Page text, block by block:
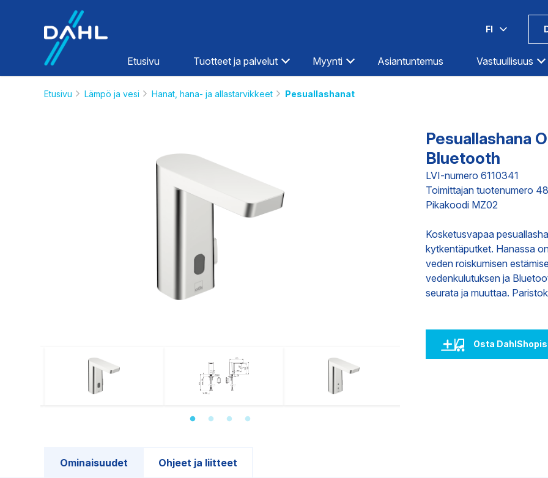
FI
Etusivu Tuotteet ja palvelut
Infra
Myynti
Kuopio
Lahti
Lohja
Mikkeli
Oulu
Oulu-Välivainio
Pori
Asiantuntemus Vastuullisuus
Etusivu Lämpö ja vesi Hanat, hana- ja allastarvikkeet Pesuallashanat
Pesuallashana
Bluetooth
LVI-numero 6110341
Toimittajan tuotenumero
Pikakoodi MZ02
Kosketusvapaa
kytkentäputket. Hanassa
veden roiskumisen
vedenkulutuksen ja
seurata ja muuttaa.
Osta
Ominaisuudet Ohjeet ja liitteet